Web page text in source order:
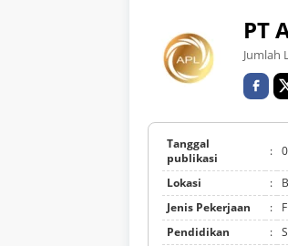
PT
Jumlah
Tanggal
publikasi
:
Lokasi :
Jenis Pekerjaan
:
Pendidikan
: